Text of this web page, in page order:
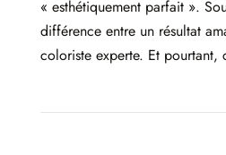
« esthétiquement parfait ».
différence entre un résultat
coloriste experte. Et pourtant,